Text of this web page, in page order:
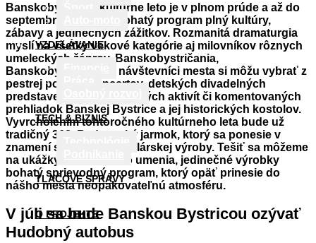
VZDELÁVANIE
TECH & BIZNIS
TLAČOVÉ SPRÁVY
O PROJEKTE
Banskobystrické kultúrne leto je v plnom prúde a až do
septembra ponúkne bohatý program plný kultúry,
zábavy a jedinečných zážitkov. Rozmanitá dramaturgia
myslí na všetky vekové kategórie aj milovníkov rôznych
umeleckých žánrov. Banskobystričania,
Banskobystričanky i návštevníci mesta si môžu vybrať z
pestrej ponuky koncertov, detských divadelných
predstavení, výstav, tvorivých aktivít či komentovaných
prehliadok Banskej Bystrice a jej historických kostolov.
Vyvrcholením tohtoročného kultúrneho leta bude už
tradičný 368. Radvanský jarmok, ktorý sa ponesie v
znamení skla a ručnej sklárskej výroby. Tešiť sa môžeme
na ukážky remeselného umenia, jedinečné výrobky
bohatý sprievodný program, ktorý opäť prinesie do
nášho mesta neopakovateľnú atmosféru.
V júli sa bude Banskou Bystricou ozývať
Hudobný autobus